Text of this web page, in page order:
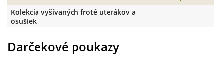
Kolekcia vyšívaných froté uterákov a
osušiek
Darčekové poukazy